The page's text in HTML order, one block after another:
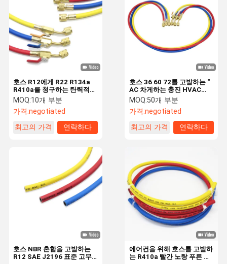
제품
호스 36 60 72를 고발하는 "
AC 차게하는 충진 HVAC
R134a
MOQ:50개 부분
가격:negotiated
최고의 가격
연락하다
호스 R12에게 R22 R134a
R410a를 청구하는 탄력적
AC 가스 노랑색 HVAC 냉각
제
MOQ:10개 부분
가격:negotiated
최고의 가격
연락하다
에어컨을 위해 호스를 고발하
는 R410a 빨간 노랑 푸른 충
호스 NBR 혼합을 고발하는
R12 SAE J2196 표준 고무